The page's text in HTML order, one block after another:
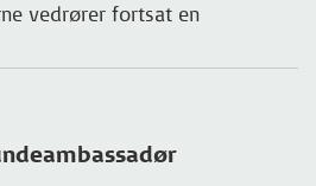
vedrører fortsat en